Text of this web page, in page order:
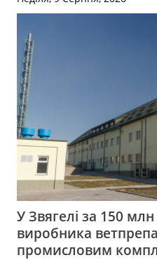
У Звягелі за 150
виробника
промисловим